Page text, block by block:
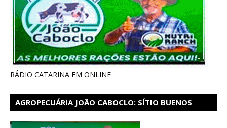
RÁDIO CATARINA FM ONLINE
AGROPECUÁRIA JOÃO CABOCLO: SÍTIO BUENOS